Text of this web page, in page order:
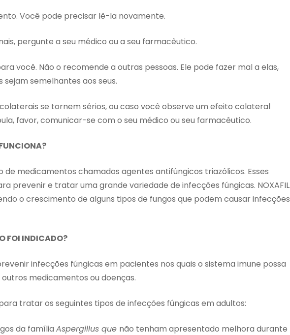
Você pode precisar lê-la novamente.
pergunte a seu médico ou a seu farmacêutico.
você. Não o recomende a outras pessoas. Ele pode fazer mal a elas,
semelhantes aos seus.
se tornem sérios, ou caso você observe um efeito colateral
favor, comunicar-se com o seu médico ou seu farmacêutico.
de medicamentos chamados agentes antifúngicos triazólicos. Esses
prevenir e tratar uma grande variedade de infecções fúngicas. NOXAFIL
o crescimento de alguns tipos de fungos que podem causar infecções
FOI INDICADO?
infecções fúngicas em pacientes nos quais o sistema imune possa
medicamentos ou doenças.
tratar os seguintes tipos de infecções fúngicas em adultos:
da família Aspergillus que não tenham apresentado melhora durante